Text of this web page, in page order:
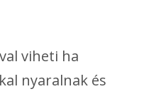
viheti ha
nyaralnak és